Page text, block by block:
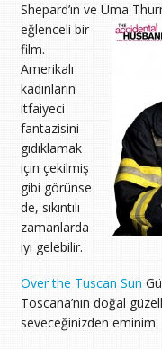
Shepard’ın ve Uma
eğlenceli bir
film.
Amerikalı
kadınların
itfaiyeci
fantazisini
gıdıklamak
için çekilmiş
gibi görünse
de, sıkıntılı
zamanlarda
iyi gelebilir.
Over the Tuscan Sun
Toscana’nın doğal
seveceğinizden eminim.